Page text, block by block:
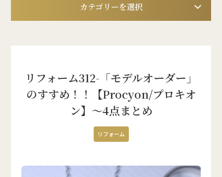
カテゴリーを選択
リフォーム312-「モデルオーダー」
のすすめ！！【Procyon/プロキオ
ン】～4点まとめ
リフォーム